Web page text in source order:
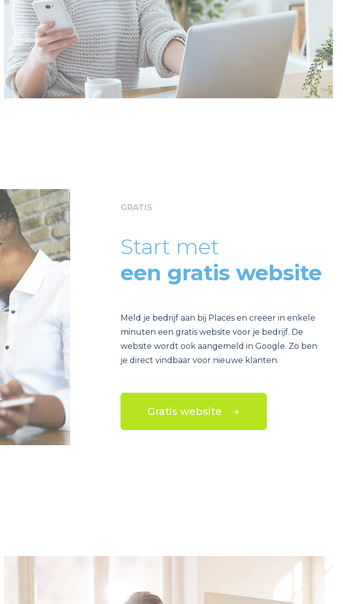
GRATIS
Start met
een gratis website
Meld je bedrijf aan bij Places en creëer in enkele
minuten een gratis website voor je bedrijf. De
website wordt ook aangemeld in Google. Zo ben
je direct vindbaar voor nieuwe klanten.
Gratis website